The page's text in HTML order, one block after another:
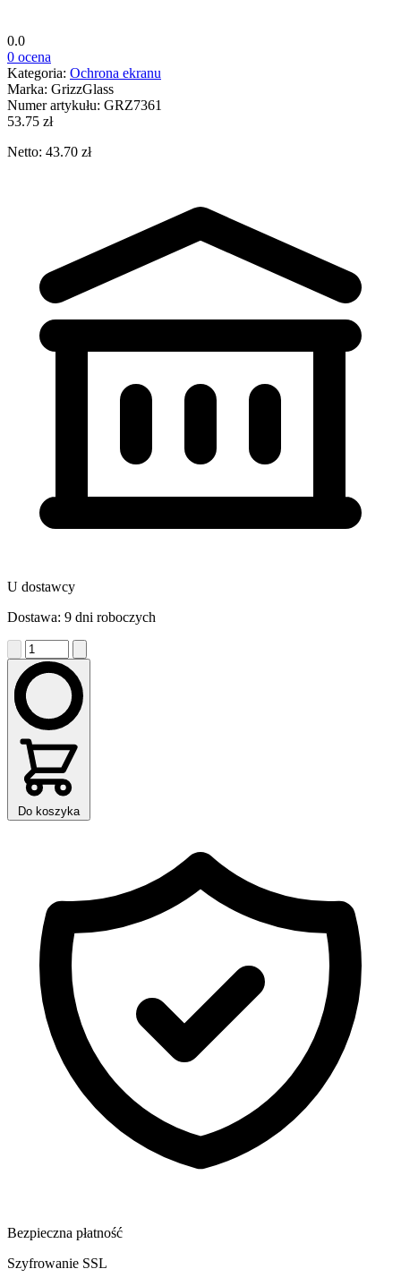
0.0
0 ocena
Kategoria: Ochrona ekranu
Marka: GrizzGlass
Numer artykułu: GRZ7361
53.75 zł
Netto: 43.70 zł
U dostawcy
Dostawa: 9 dni roboczych
Do koszyka
Bezpieczna płatność
Szyfrowanie SSL